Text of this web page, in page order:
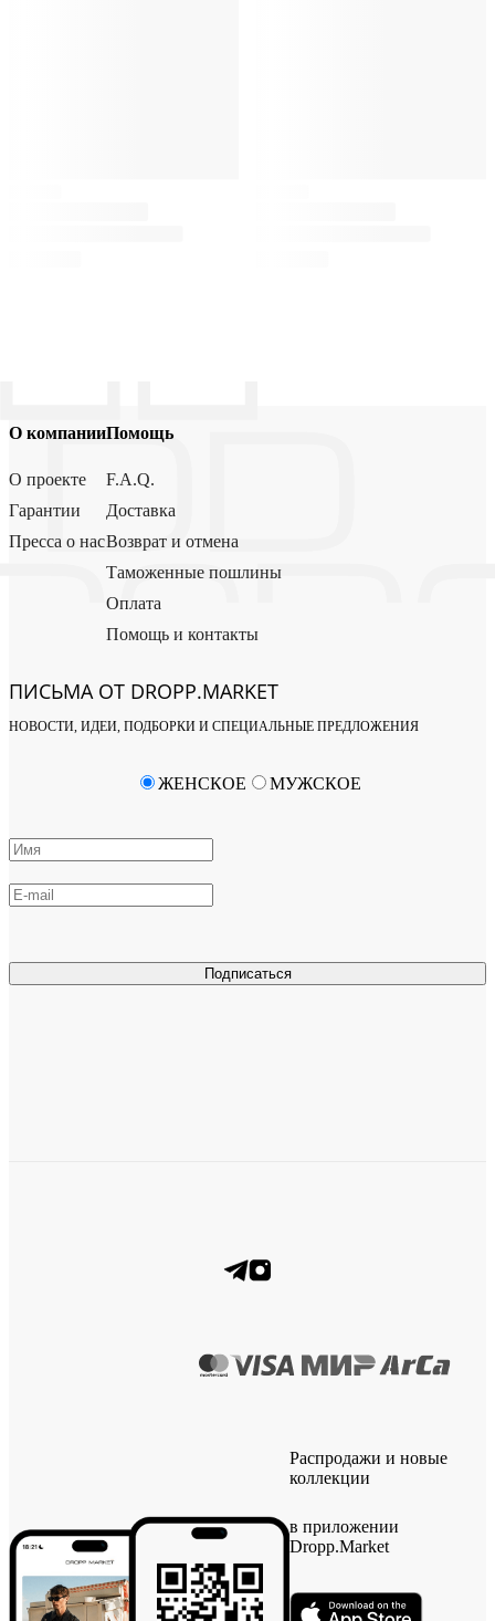
О компании
О проекте
Гарантии
Пресса о нас
Помощь
F.A.Q.
Доставка
Возврат и отмена
Таможенные пошлины
Оплата
Помощь и контакты
ПИСЬМА ОТ DROPP.MARKET
НОВОСТИ, ИДЕИ, ПОДБОРКИ И СПЕЦИАЛЬНЫЕ ПРЕДЛОЖЕНИЯ
Подписаться
ЖЕНСКОЕ МУЖСКОЕ
Распродажи и новые
коллекции
в приложении
Dropp.Market